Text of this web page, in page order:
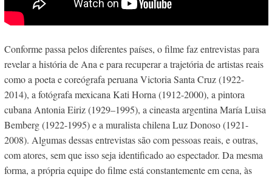
Conforme passa pelos diferentes países, o filmefaz entrevistas para
revelar a história de Ana e para recuperar a trajetória de artistas reais
como a poeta e coreógrafa peruana Victoria Santa Cruz (1922-
2014), a fotógrafa mexicana Kati Horna (1912-2000), a pintora
cubana Antonia Eiriz(1929–1995), a cineasta argentina María Luisa
Bemberg (1922-1995) e a muralista chilena Luz Donoso (1921-
2008). Algumas dessas entrevistas são com pessoas reais, e outras,
com atores, sem que isso seja identificado ao espectador. Da mesma
forma, a própria equipe do filme está constantemente em cena, às